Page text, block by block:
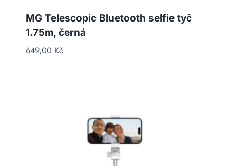
MG Telescopic Bluetooth selfie tyč
1.75m, černá
649,00 Kč